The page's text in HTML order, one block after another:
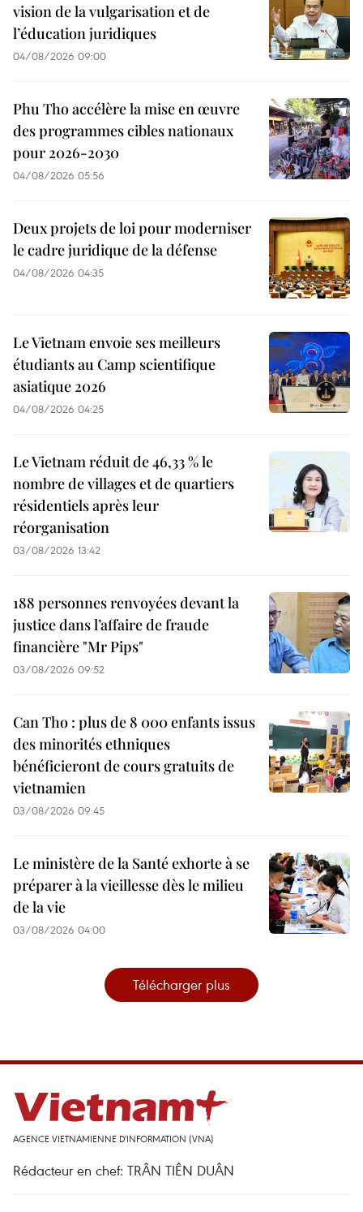
vision de la vulgarisation et de
l’éducation juridiques
04/08/2026 09:00
Phu Tho accélère la mise en œuvre
des programmes cibles nationaux
pour 2026-2030
04/08/2026 05:56
Deux projets de loi pour moderniser
le cadre juridique de la défense
04/08/2026 04:35
Le Vietnam envoie ses meilleurs
étudiants au Camp scientifique
asiatique 2026
04/08/2026 04:25
Le Vietnam réduit de 46,33 % le
nombre de villages et de quartiers
résidentiels après leur
réorganisation
03/08/2026 13:42
188 personnes renvoyées devant la
justice dans l’affaire de fraude
financière "Mr Pips"
03/08/2026 09:52
Can Tho : plus de 8 000 enfants issus
des minorités ethniques
bénéficieront de cours gratuits de
vietnamien
03/08/2026 09:45
Le ministère de la Santé exhorte à se
préparer à la vieillesse dès le milieu
de la vie
03/08/2026 04:00
Télécharger plus
AGENCE VIETNAMIENNE D'INFORMATION (VNA)
Rédacteur en chef: TRÂN TIÊN DUÂN